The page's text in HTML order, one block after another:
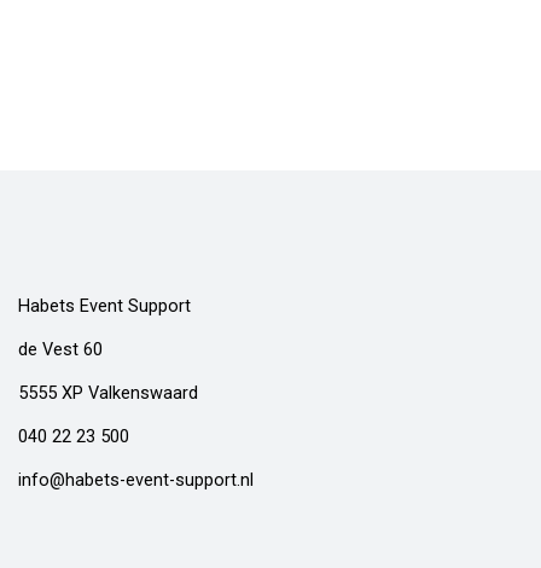
Habets Event Support
de Vest 60
5555 XP Valkenswaard
040 22 23 500
info@habets-event-support.nl